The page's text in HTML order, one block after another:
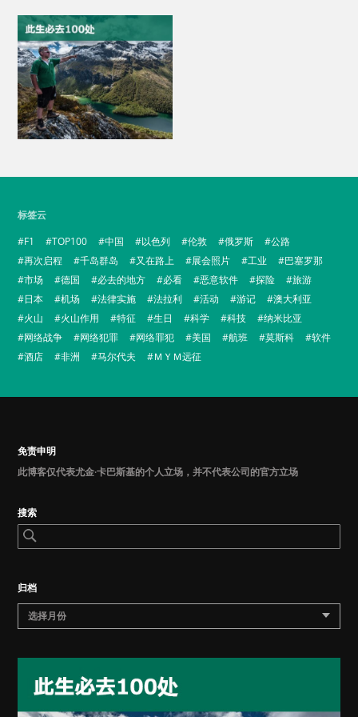
标签云
F1
TOP100 中国 以色列 伦敦 俄罗斯
公路
再次启程
千岛群岛 又在路上 展会照片 工业
巴塞罗那
市场
德国 必去的地方 必看 恶意软件 探险
旅游
日本
机场 法律实施 法拉利 活动 游记
澳大利亚
火山
火山作用 特征 生日 科学 科技
纳米比亚
网络战争
网络犯罪 网络罪犯 美国 航班 莫斯科
软件
酒店
非洲 马尔代夫 ＭＹＭ远征
免责申明
此博客仅代表尤金·卡巴斯基的个人立场，并不代表公司的官方立场
搜索
归档
选择月份